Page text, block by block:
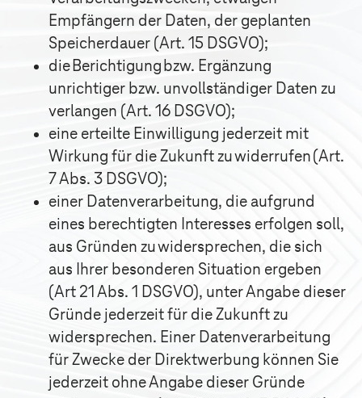
Empfängern der Daten, der geplanten
Speicherdauer (Art. 15 DSGVO);
die Berichtigung bzw. Ergänzung
unrichtiger bzw. unvollständiger Daten zu
verlangen (Art. 16 DSGVO);
eine erteilte Einwilligung jederzeit mit
Wirkung für die Zukunft zu widerrufen (Art.
7 Abs. 3 DSGVO);
einer Datenverarbeitung, die aufgrund
eines berechtigten Interesses erfolgen soll,
aus Gründen zu widersprechen, die sich
aus Ihrer besonderen Situation ergeben
(Art 21 Abs. 1 DSGVO), unter Angabe dieser
Gründe jederzeit für die Zukunft zu
widersprechen. Einer Datenverarbeitung
für Zwecke der Direktwerbung können Sie
jederzeit ohne Angabe dieser Gründe